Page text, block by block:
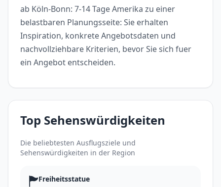
ab Köln-Bonn: 7-14 Tage Amerika zu einer
belastbaren Planungsseite: Sie erhalten
Inspiration, konkrete Angebotsdaten und
nachvollziehbare Kriterien, bevor Sie sich fuer
ein Angebot entscheiden.
Top Sehenswürdigkeiten
Die beliebtesten Ausflugsziele und
Sehenswürdigkeiten in der Region
🏲Freiheitsstatue